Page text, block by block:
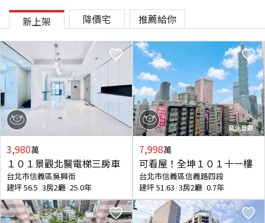
新上架 降價宅 推薦給你
3,980萬
１０１景觀北醫電梯三房車
台北市信義區吳興街
建坪56.5 3房2廳 25.0年
7,998萬
可看屋！全坤１０１十一樓
台北市信義區信義路四段
建坪51.63 3房2廳 0.7年